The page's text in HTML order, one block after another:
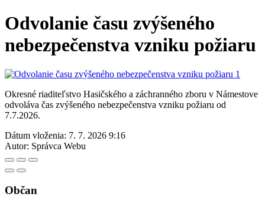
Odvolanie času zvýšeného
nebezpečenstva vzniku požiaru
Okresné riaditeľstvo Hasičského a záchranného zboru v Námestove
odvoláva čas zvýšeného nebezpečenstva vzniku požiaru od
7.7.2026.
Dátum vloženia: 7. 7. 2026 9:16
Autor: Správca Webu
Občan